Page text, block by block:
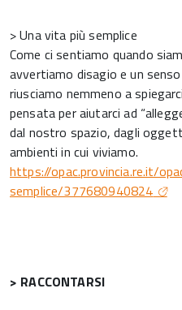
> Una vita più semplice
Come ci sentiamo quando
avvertiamo disagio e un
riusciamo nemmeno a
pensata per aiutarci ad
dal nostro spazio, dagli
ambienti in cui viviamo.
https://opac.provincia.re.it/
semplice/377680940824
> RACCONTARSI